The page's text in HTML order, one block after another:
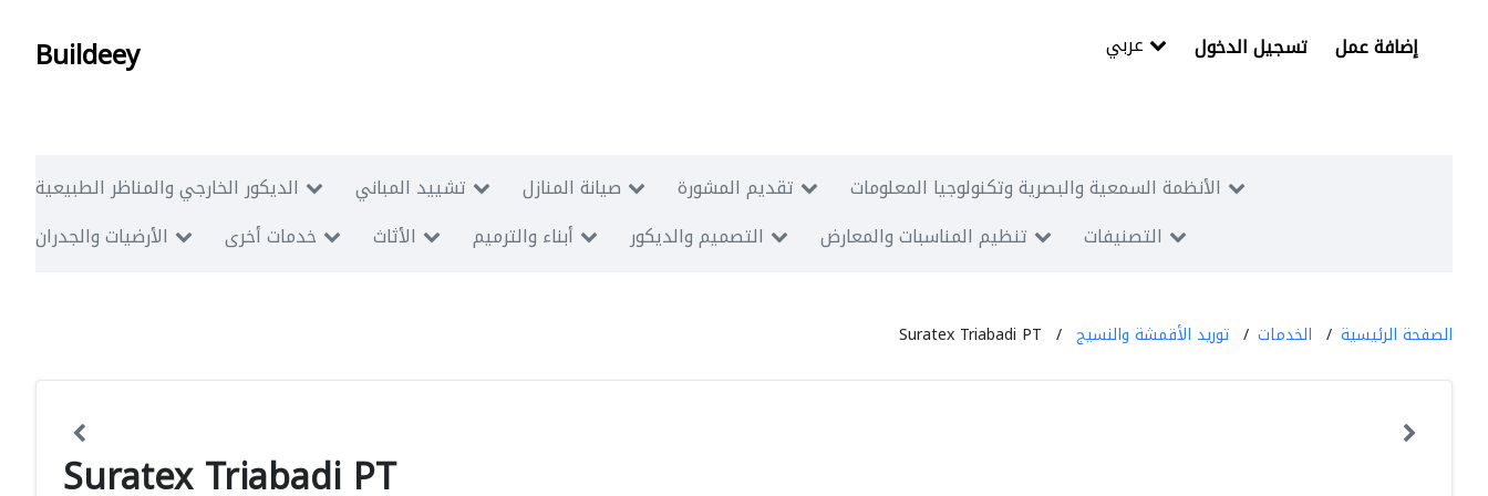
Buildeey تسجيل الدخول إضافة عمل
الديكور الخارجي والمناظر الطبيعية تشييد المباني صيانة المنازل تقديم المشورة
الأنظمة السمعية والبصرية وتكنولوجيا المعلومات
الأرضيات والجدران
خدمات أخرى الأثاث أبناء والترميم التصميم والديكور تنظيم المناسبات والمعارض التصنيفات
الصفحة الرئيسية الخدمات توريد الأقمشة والنسيج Suratex Triabadi PT
Suratex Triabadi PT